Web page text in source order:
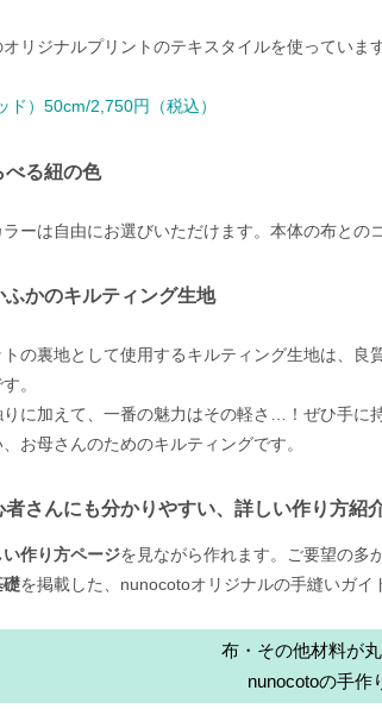
リジナルプリントのテキスタイルを使っていま
ド）50cm/2,750円（税込）
べる紐の色
ーは自由にお選びいただけます。本体の布との
ふかのキルティング生地
の裏地として使用するキルティング生地は、
。
に加えて、一番の魅力はその軽さ…！ぜひ手に
お母さんのためのキルティングです。
者さんにも分かりやすい、詳しい作り方紹
い作り方ページを見ながら作れます。ご要望の多
礎を掲載した、nunocotoオリジナルの手縫いガイ
布・その他材料が
nunocotoの手作